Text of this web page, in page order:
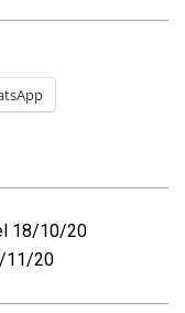
18/10/20
11/20